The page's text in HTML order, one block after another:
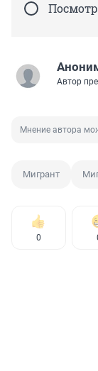
Автор
Мнение автора
Мигрант
0